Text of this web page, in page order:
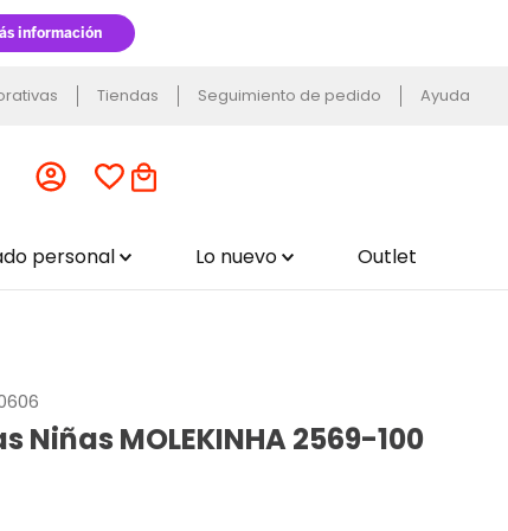
Tiendas Seguimiento de pedido Ayuda
personal Lo nuevo Outlet
Niñas MOLEKINHA 2569-100